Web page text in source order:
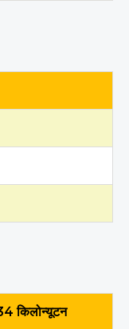
किलोन्यूटन